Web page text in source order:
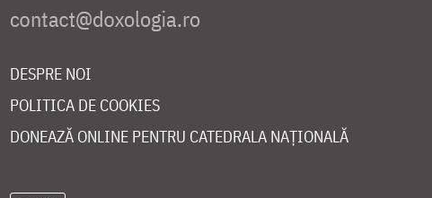
DESPRE NOI
POLITICA DE COOKIES
DONEAZĂ ONLINE PENTRU CATEDRALA NAȚIONALĂ